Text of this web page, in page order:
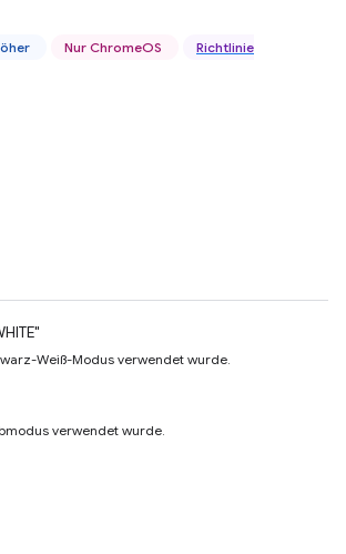
Nur ChromeOS
Richtlinie
Weiß-Modus verwendet wurde.
verwendet wurde.